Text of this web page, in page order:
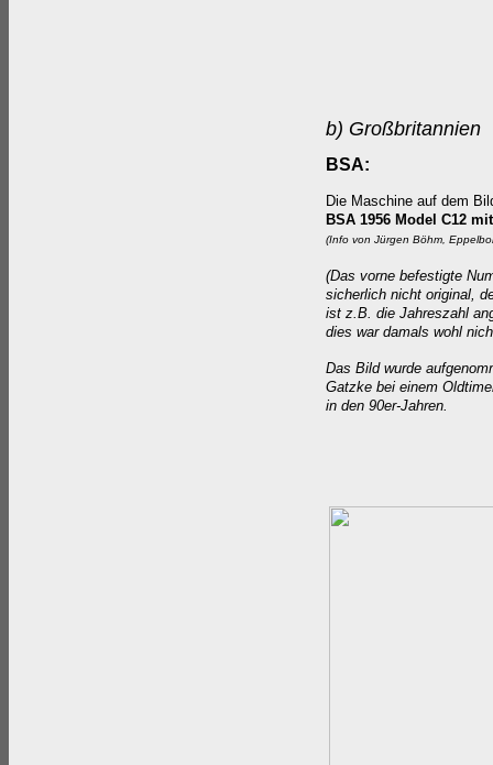
b) Großbritannien
BSA:
Die Maschine auf dem
BSA 1956 Model C12
(Info von Jürgen Böhm,
(Das vorne befestigte
sicherlich nicht original,
ist z.B. die Jahreszahl
dies war damals wohl
Das Bild wurde
Gatzke bei einem
in den 90er-Jahren.